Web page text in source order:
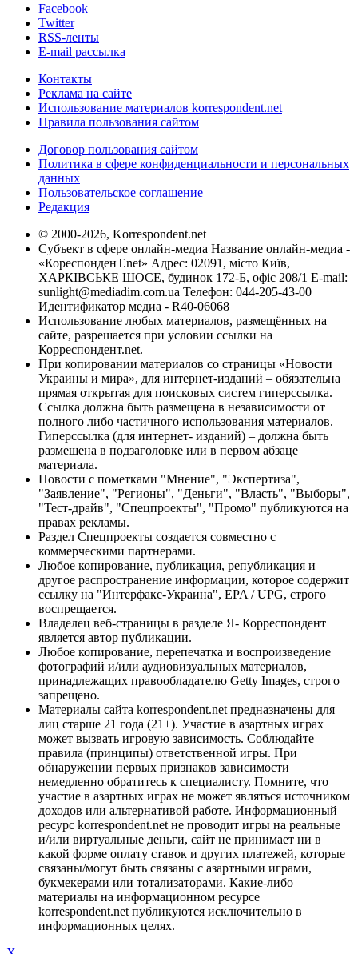
Facebook
Twitter
RSS-ленты
E-mail рассылка
Контакты
Реклама на сайте
Использование материалов korrespondent.net
Правила пользования сайтом
Договор пользования сайтом
Политика в сфере конфиденциальности и персональных
данных
Пользовательское соглашение
Редакция
© 2000-2026, Korrespondent.net
Субъект в сфере онлайн-медиа Название онлайн-медиа -
«КореспонденТ.net» Адрес: 02091, місто Київ,
ХАРКІВСЬКЕ ШОСЕ, будинок 172-Б, офіс 208/1 E-mail:
sunlight@mediadim.com.ua Телефон: 044-205-43-00
Идентификатор медиа - R40-06068
Использование любых материалов, размещённых на
сайте, разрешается при условии ссылки на
Корреспондент.net.
При копировании материалов со страницы «Новости
Украины и мира», для интернет-изданий – обязательна
прямая открытая для поисковых систем гиперссылка.
Ссылка должна быть размещена в независимости от
полного либо частичного использования материалов.
Гиперссылка (для интернет- изданий) – должна быть
размещена в подзаголовке или в первом абзаце
материала.
Новости с пометками "Мнение", "Экспертиза",
"Заявление", "Регионы", "Деньги", "Власть", "Выборы",
"Тест-драйв", "Спецпроекты", "Промо" публикуются на
правах рекламы.
Раздел Спецпроекты создается совместно с
коммерческими партнерами.
Любое копирование, публикация, републикация и
другое распространение информации, которое содержит
ссылку на "Интерфакс-Украина", EPA / UPG, строго
воспрещается.
Владелец веб-страницы в разделе Я- Корреспондент
является автор публикации.
Любое копирование, перепечатка и воспроизведение
фотографий и/или аудиовизуальных материалов,
принадлежащих правообладателю Getty Images, строго
запрещено.
Материалы сайта korrespondent.net предназначены для
лиц старше 21 года (21+). Участие в азартных играх
может вызвать игровую зависимость. Соблюдайте
правила (принципы) ответственной игры. При
обнаружении первых признаков зависимости
немедленно обратитесь к специалисту. Помните, что
участие в азартных играх не может являться источником
доходов или альтернативой работе. Информационный
ресурс korrespondent.net не проводит игры на реальные
и/или виртуальные деньги, сайт не принимает ни в
какой форме оплату ставок и других платежей, которые
связаны/могут быть связаны с азартными играми,
букмекерами или тотализаторами. Какие-либо
материалы на информационном ресурсе
korrespondent.net публикуются исключительно в
информационных целях.